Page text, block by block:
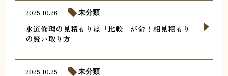
水道修理の見積もりは「比較」が命！相見積もり
の賢い取り方
2025.10.26 未分類
2025.10.25 未分類